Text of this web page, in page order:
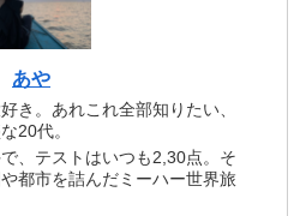
あや
き。あれこれ全部知りたい、
20代。
、テストはいつも2,30点。そ
都市を詰んだミーハー世界旅